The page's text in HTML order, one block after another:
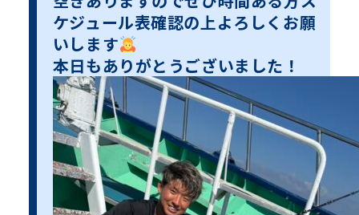
ケジュール表確認の上よろしくお願
いします
本日もありがとうございました！